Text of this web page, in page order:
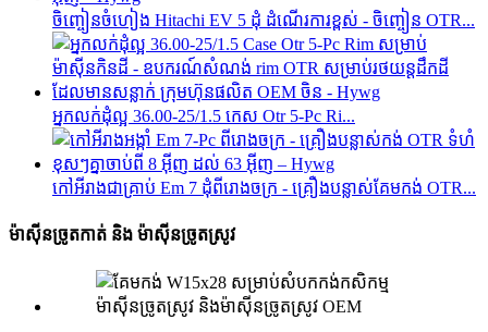
ចិញ្ចៀនចំហៀង Hitachi EV 5 ដុំ ដំណើរការខ្ពស់ - ចិញ្ចៀន OTR...
អ្នកលក់ដុំល្អ 36.00-25/1.5 កេស Otr 5-Pc Ri...
កៅអី​រាង​ជា​គ្រាប់ Em 7 ដុំ​ពី​រោងចក្រ - គ្រឿងបន្លាស់​គែម​កង់ OTR...
ម៉ាស៊ីនច្រូតកាត់ និង ម៉ាស៊ីនច្រូតស្រូវ